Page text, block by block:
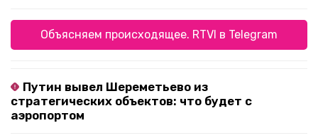
Объясняем происходящее. RTVI в Telegram
Путин вывел Шереметьево из
стратегических объектов: что будет с
аэропортом